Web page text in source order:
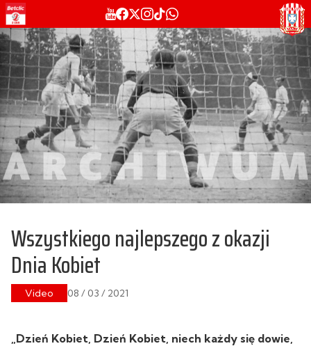
Wszystkiego najlepszego z okazji
Dnia Kobiet
Video 08 / 03 / 2021
„Dzień Kobiet, Dzień Kobiet, niech każdy się dowie,